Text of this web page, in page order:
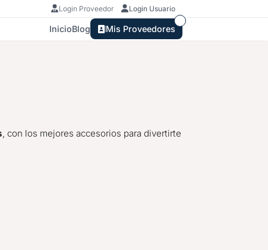
Login Proveedor Login Usuario
InicioBlog Mis Proveedores
, con los mejores accesorios para divertirte